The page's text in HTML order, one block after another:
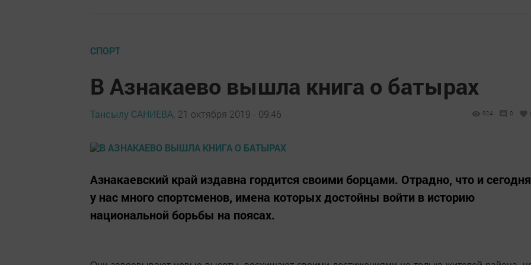
СПОРТ
В Азнакаево вышла книга о батырах
Тансылу САНИЕВА, 21 октября 2019 - 09:46 924 0
Азнакаевский край издавна гордится своими борцами. Отрадно, что и сегодня
у нас много спортсменов, имена которых достойны войти в историю
национальной борьбы на поясах.